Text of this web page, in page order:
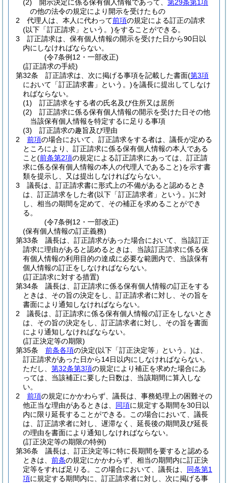
(2)
開示決定に係る保有個人情報であって、 第29条第1項
の他の法令の規定により開示を受けたもの
2
代理人は、本人に代わって前項の規定による訂正の請求
(以下「訂正請求」という。)をすることができる。
3
訂正請求は、保有個人情報の開示を受けた日から90日以
内にしなければならない。
(令7条例12・一部改正)
(訂正請求の手続)
第32条
訂正請求は、次に掲げる事項を記載した書面(第3項
において「訂正請求書」という。)を議長に提出してしなけ
ればならない。
(1)
訂正請求をする者の氏名及び住所又は居所
(2)
訂正請求に係る保有個人情報の開示を受けた日その他
当該保有個人情報を特定するに足りる事項
(3)
訂正請求の趣旨及び理由
2
前項の場合において、訂正請求をする者は、議長が定める
ところにより、訂正請求に係る保有個人情報の本人である
こと(前条第2項の規定による訂正請求にあっては、訂正請
求に係る保有個人情報の本人の代理人であること)を示す書
類を提示し、又は提出しなければならない。
3
議長は、訂正請求書に形式上の不備があると認めるとき
は、訂正請求をした者(以下「訂正請求者」という。)に対
し、相当の期間を定めて、その補正を求めることができ
る。
(令7条例12・一部改正)
(保有個人情報の訂正義務)
第33条
議長は、訂正請求があった場合において、当該訂正
請求に理由があると認めるときは、当該訂正請求に係る保
有個人情報の利用目的の達成に必要な範囲内で、当該保有
個人情報の訂正をしなければならない。
(訂正請求に対する措置)
第34条
議長は、訂正請求に係る保有個人情報の訂正をする
ときは、その旨の決定をし、訂正請求者に対し、その旨を
書面により通知しなければならない。
2
議長は、訂正請求に係る保有個人情報の訂正をしないとき
は、その旨の決定をし、訂正請求者に対し、その旨を書面
により通知しなければならない。
(訂正決定等の期限)
第35条
前条各項の決定(以下「訂正決定等」という。)は、
訂正請求があった日から14日以内にしなければならない。
ただし、 第32条第3項の規定により補正を求めた場合にあ
っては、当該補正に要した日数は、当該期間に算入しな
い。
2
前項の規定にかかわらず、議長は、事務処理上の困難その
他正当な理由があるときは、 同項に規定する期間を30日以
内に限り延長することができる。
この場合において、議長
は、訂正請求者に対し、遅滞なく、延長後の期間及び延長
の理由を書面により通知しなければならない。
(訂正決定等の期限の特例)
第36条
議長は、訂正決定等に特に長期間を要すると認める
ときは、 前条の規定にかかわらず、相当の期間内に訂正決
定等をすれば足りる。
この場合において、議長は、 同条第1
項に規定する期間内に、訂正請求者に対し、次に掲げる事